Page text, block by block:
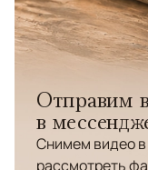
Отправим
в
Снимем видео
рассмотреть